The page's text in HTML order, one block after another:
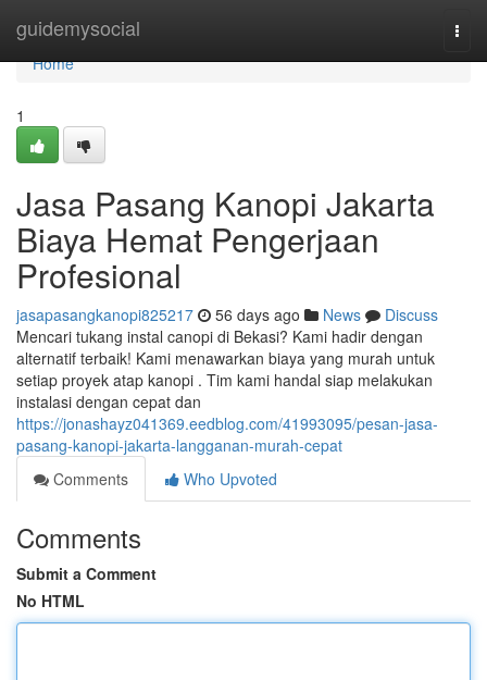
guidemysocial
Home
Home
1
Jasa Pasang Kanopi Jakarta
Biaya Hemat Pengerjaan
Profesional
jasapasangkanopi825217 56 days ago News
Discuss
Mencari tukang instal canopi di Bekasi? Kami hadir dengan
alternatif terbaik! Kami menawarkan biaya yang murah untuk
setiap proyek atap kanopi . Tim kami handal siap melakukan
instalasi dengan cepat dan
https://jonashayz041369.eedblog.com/41993095/pesan-jasa-
pasang-kanopi-jakarta-langganan-murah-cepat
Comments
Who Upvoted
Comments
Submit a Comment
No HTML